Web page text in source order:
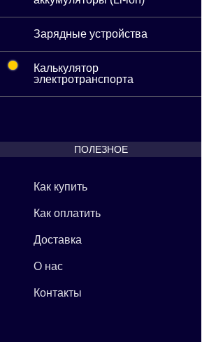
Зарядные устройства
•
Калькулятор
электротранспорта
ПОЛЕЗНОЕ
Как купить
Как оплатить
Доставка
О нас
Контакты